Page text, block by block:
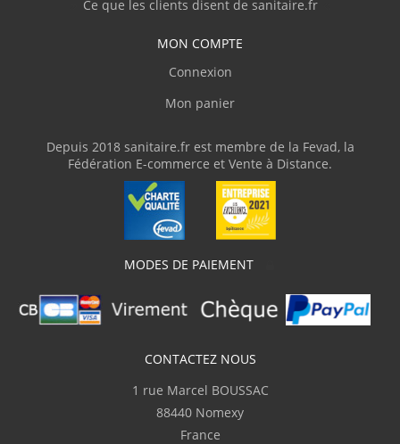
beaucoup."
Ce que les clients disent de sanitaire.fr
MON COMPTE
Connexion
Mon panier
Depuis 2018 sanitaire.fr est membre de la Fevad, la
Fédération E-commerce et Vente à Distance.
MODES DE PAIEMENT
CONTACTEZ NOUS
1 rue Marcel BOUSSAC
88440 Nomexy
France